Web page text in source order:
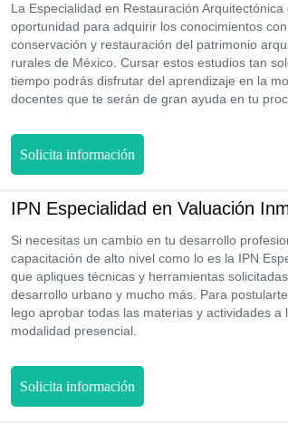
La Especialidad en Restauración
oportunidad para adquirir los conocimientos
conservación y restauración del patrimonio
rurales de México. Cursar estos estudios tan
tiempo podrás disfrutar del aprendizaje en la
docentes que te serán de gran ayuda en tu
Solicita información
IPN Especialidad en Valuación
Si necesitas un cambio en tu desarrollo
capacitación de alto nivel como lo es la IPN
que apliques técnicas y herramientas
desarrollo urbano y mucho más. Para
lego aprobar todas las materias y actividades
modalidad presencial.
Solicita información